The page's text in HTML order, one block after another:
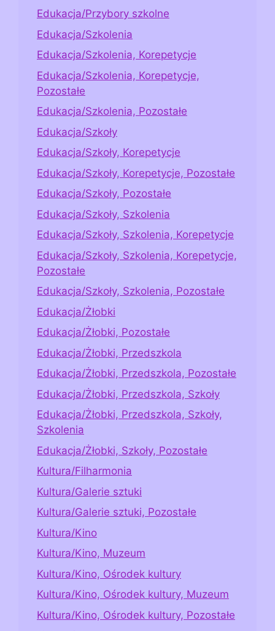
Edukacja/Przybory szkolne
Edukacja/Szkolenia
Edukacja/Szkolenia, Korepetycje
Edukacja/Szkolenia, Korepetycje,
Pozostałe
Edukacja/Szkolenia, Pozostałe
Edukacja/Szkoły
Edukacja/Szkoły, Korepetycje
Edukacja/Szkoły, Korepetycje, Pozostałe
Edukacja/Szkoły, Pozostałe
Edukacja/Szkoły, Szkolenia
Edukacja/Szkoły, Szkolenia, Korepetycje
Edukacja/Szkoły, Szkolenia, Korepetycje,
Pozostałe
Edukacja/Szkoły, Szkolenia, Pozostałe
Edukacja/Żłobki
Edukacja/Żłobki, Pozostałe
Edukacja/Żłobki, Przedszkola
Edukacja/Żłobki, Przedszkola, Pozostałe
Edukacja/Żłobki, Przedszkola, Szkoły
Edukacja/Żłobki, Przedszkola, Szkoły,
Szkolenia
Edukacja/Żłobki, Szkoły, Pozostałe
Kultura/Filharmonia
Kultura/Galerie sztuki
Kultura/Galerie sztuki, Pozostałe
Kultura/Kino
Kultura/Kino, Muzeum
Kultura/Kino, Ośrodek kultury
Kultura/Kino, Ośrodek kultury, Muzeum
Kultura/Kino, Ośrodek kultury, Pozostałe